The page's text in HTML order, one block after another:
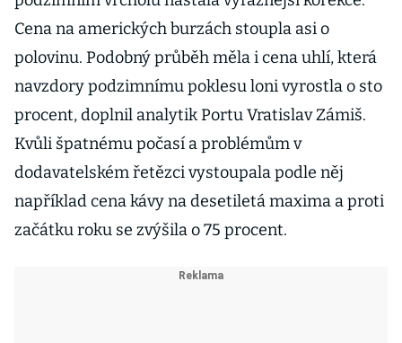
Cena na amerických burzách stoupla asi o
polovinu. Podobný průběh měla i cena uhlí, která
navzdory podzimnímu poklesu loni vyrostla o sto
procent, doplnil analytik Portu Vratislav Zámiš.
Kvůli špatnému počasí a problémům v
dodavatelském řetězci vystoupala podle něj
například cena kávy na desetiletá maxima a proti
začátku roku se zvýšila o 75 procent.